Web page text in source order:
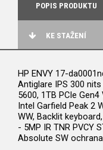
POPIS PRODUKTU
KE STAŽENÍ
HP ENVY 17-
Antiglare IPS 300 nits
5600, 1TB PCIe
Intel Garfield Peak 2
WW, Backlit
- 5MP IR TNR PVCY
Absolute SW ochrana